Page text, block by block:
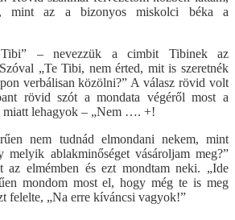
mint az a bizonyos miskolci béka a
– nevezzük a cimbit Tibinek az
„Te Tibi, nem érted, mit is szeretnék
verbálisan közölni?” A válasz rövid volt
rövid szót a mondata végéről most a
miatt lehagyok – „Nem …. +!
nem tudnád elmondani nekem, mint
melyik ablakminőséget vásároljam meg?”
elmémben és ezt mondtam neki. „Ide
mondom most el, hogy még te is meg
felelte, „Na erre kíváncsi vagyok!”